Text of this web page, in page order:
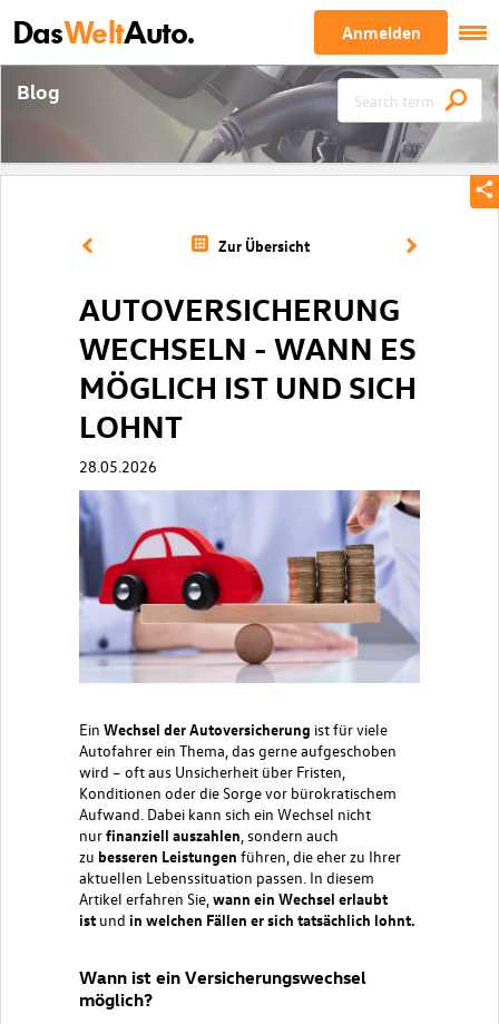
DasWeltAuto. Anmelden
Blog
Zur Übersicht
AUTOVERSICHERUNG
WECHSELN - WANN ES
MÖGLICH IST UND SICH
LOHNT
28.05.2026
Ein Wechsel der Autoversicherung ist für viele
Autofahrer ein Thema, das gerne aufgeschoben
wird – oft aus Unsicherheit über Fristen,
Konditionen oder die Sorge vor bürokratischem
Aufwand. Dabei kann sich ein Wechsel nicht
nurfinanziell auszahlen , sondern auch
zu besseren Leistungen führen, die eher zu Ihrer
aktuellen Lebenssituation passen. In diesem
Artikel erfahren Sie, wann ein Wechsel erlaubt
ist und in welchen Fällen er sich tatsächlich lohnt.
Wann ist ein Versicherungswechsel
möglich?